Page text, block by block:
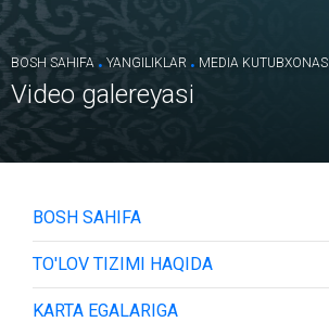
BOSH SAHIFA . YANGILIKLAR . MEDIA KUTUBXONASI
Video galereyasi
BOSH SAHIFA
TO'LOV TIZIMI HAQIDA
KARTA EGALARIGA